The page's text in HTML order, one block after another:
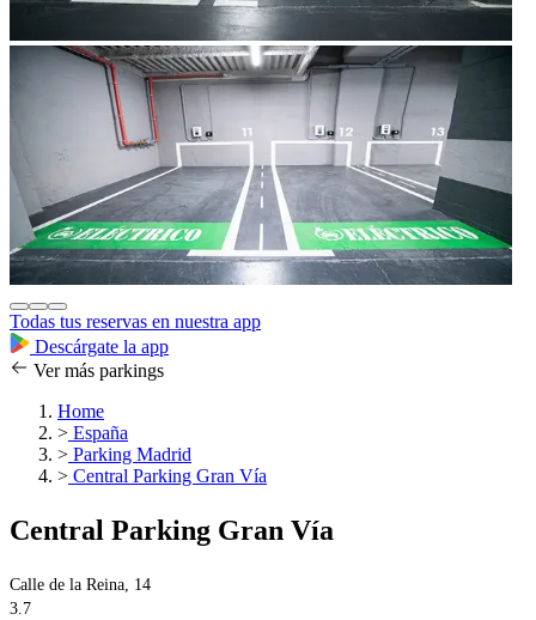
Todas tus reservas en nuestra app
Descárgate la app
Ver más parkings
Home
> España
> Parking Madrid
> Central Parking Gran Vía
Central Parking Gran Vía
Calle de la Reina, 14
3.7